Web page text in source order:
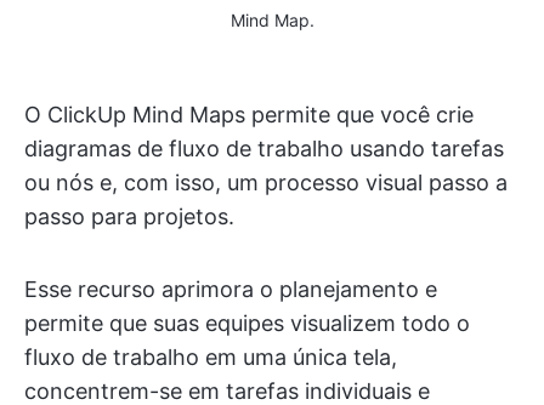
Mind Map.
O ClickUp Mind Maps permite que você crie
diagramas de fluxo de trabalho usando tarefas
ou nós e, com isso, um processo visual passo a
passo para projetos.
Esse recurso aprimora o planejamento e
permite que suas equipes visualizem todo o
fluxo de trabalho em uma única tela,
concentrem-se em tarefas individuais e